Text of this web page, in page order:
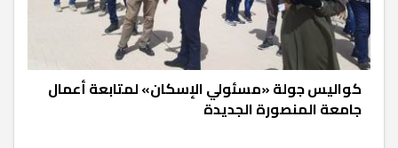
كواليس جولة «مسئولي الإسكان» لمتابعة أعمال
جامعة المنصورة الجديدة